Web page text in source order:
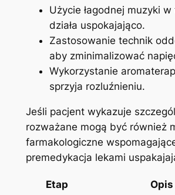
Użycie łagodnej muzyki
działa uspokajająco.
Zastosowanie technik
aby zminimalizować
Wykorzystanie
sprzyja rozluźnieniu.
Jeśli pacjent wykazuje
rozważane mogą być również
farmakologiczne
premedykacja lekami
Etap Opis